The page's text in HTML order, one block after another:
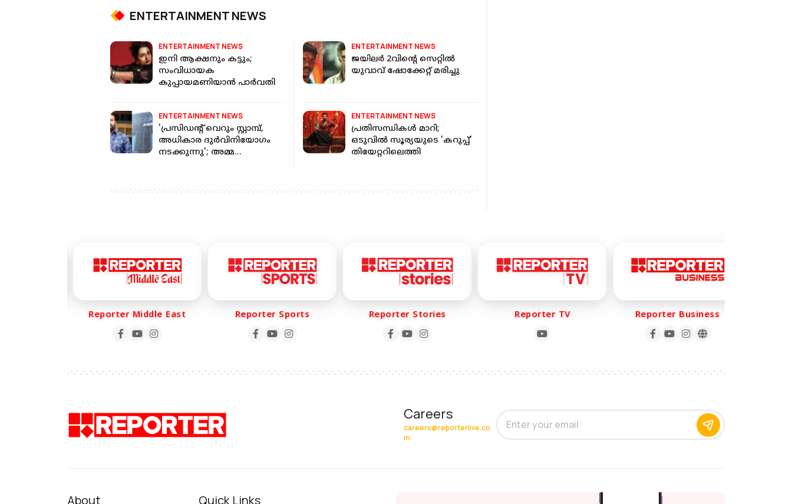
ENTERTAINMENT NEWS
ENTERTAINMENT NEWS
ഇനി ആക്ഷനും കട്ടും;
സംവിധായക
കുപ്പായമണിയാന്‍ പാര്‍വതി
ENTERTAINMENT NEWS
ജയിലര്‍ 2വിന്റെ സെറ്റില്‍
യുവാവ് ഷോക്കേറ്റ് മരിച്ചു
ENTERTAINMENT NEWS
'പ്രസിഡന്റ് വെറും സ്റ്റാമ്പ്,
അധികാര ദുര്‍വിനിയോഗം
നടക്കുന്നു'; അമ്മ
ENTERTAINMENT NEWS
പ്രതിസന്ധികള്‍ മാറി;
ഒടുവില്‍ സൂര്യയുടെ 'കറുപ്പ്'
തിയേറ്ററിലെത്തി
Reporter Middle East Reporter Sports Reporter Stories Reporter TV Reporter Business
Careers
careers@reporterlive.co
m
About Quick Links